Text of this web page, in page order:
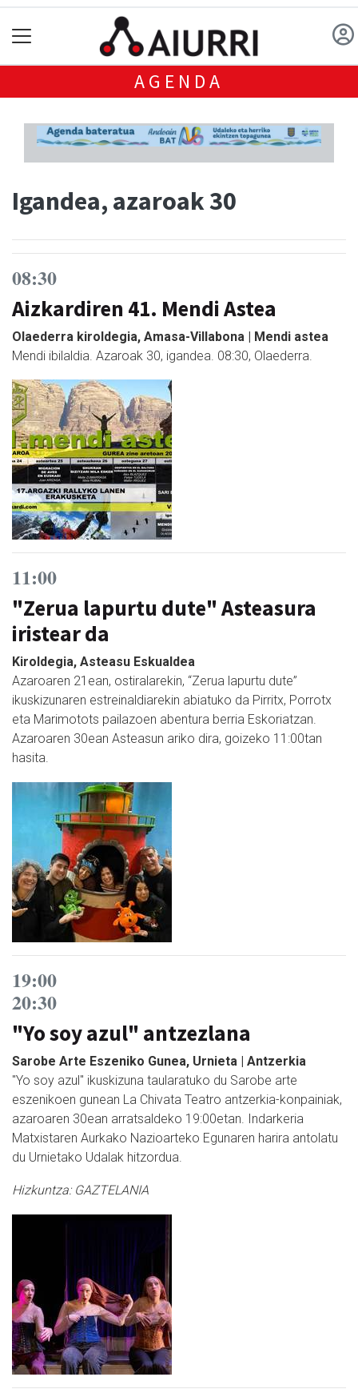
AGENDA
Igandea, azaroak 30
08:30
Aizkardiren 41. Mendi Astea
Olaederra kiroldegia, Amasa-Villabona | Mendi astea
Mendi ibilaldia. Azaroak 30, igandea. 08:30, Olaederra.
11:00
"Zerua lapurtu dute" Asteasura
iristear da
Kiroldegia, Asteasu Eskualdea
Azaroaren 21ean, ostiralarekin, “Zerua lapurtu dute”
ikuskizunaren estreinaldiarekin abiatuko da Pirritx, Porrotx
eta Marimotots pailazoen abentura berria Eskoriatzan.
Azaroaren 30ean Asteasun ariko dira, goizeko 11:00tan
hasita.
19:00
20:30
"Yo soy azul" antzezlana
Sarobe Arte Eszeniko Gunea, Urnieta | Antzerkia
"Yo soy azul" ikuskizuna taularatuko du Sarobe arte
eszenikoen gunean La Chivata Teatro antzerkia-konpainiak,
azaroaren 30ean arratsaldeko 19:00etan. Indarkeria
Matxistaren Aurkako Nazioarteko Egunaren harira antolatu
du Urnietako Udalak hitzordua.
Hizkuntza: GAZTELANIA